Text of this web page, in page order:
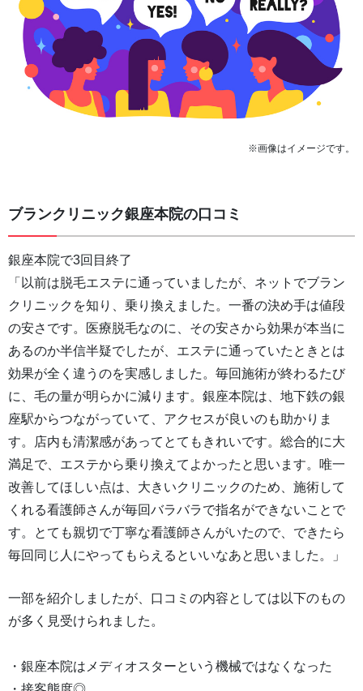
※画像はイメージです。
ブランクリニック銀座本院の口コミ
銀座本院で3回目終了
「以前は脱毛エステに通っていましたが、ネットでブラン
クリニックを知り、乗り換えました。一番の決め手は値段
の安さです。医療脱毛なのに、その安さから効果が本当に
あるのか半信半疑でしたが、エステに通っていたときとは
効果が全く違うのを実感しました。毎回施術が終わるたび
に、毛の量が明らかに減ります。銀座本院は、地下鉄の銀
座駅からつながっていて、アクセスが良いのも助かりま
す。店内も清潔感があってとてもきれいです。総合的に大
満足で、エステから乗り換えてよかったと思います。唯一
改善してほしい点は、大きいクリニックのため、施術して
くれる看護師さんが毎回バラバラで指名ができないことで
す。とても親切で丁寧な看護師さんがいたので、できたら
毎回同じ人にやってもらえるといいなあと思いました。」
一部を紹介しましたが、口コミの内容としては以下のもの
が多く見受けられました。
・銀座本院はメディオスターという機械ではなくなった